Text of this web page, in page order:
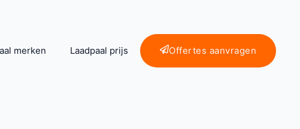
merken Laadpaal prijs Offertes aanvragen